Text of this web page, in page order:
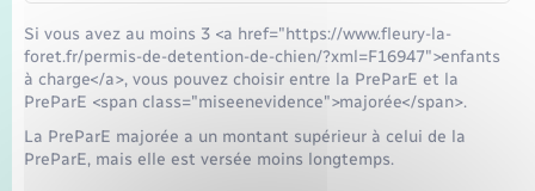
Si vous avez au moins 3 <a href="https://www.fleury-la-
foret.fr/permis-de-detention-de-chien/?xml=F16947">enfants
à charge</a>, vous pouvez choisir entre la PreParE et la
PreParE <span class="miseenevidence">majorée</span>.
La PreParE majorée a un montant supérieur à celui de la
PreParE, mais elle est versée moins longtemps.